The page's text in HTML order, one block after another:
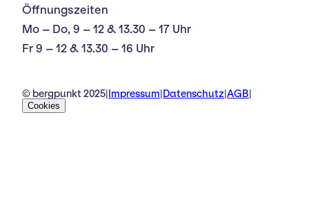
Öffnungszeiten
Mo – Do, 9 – 12 & 13.30 – 17 Uhr
Fr 9 – 12 & 13.30 – 16 Uhr
© bergpunkt 2025|Impressum|Datenschutz|AGB|
Cookies